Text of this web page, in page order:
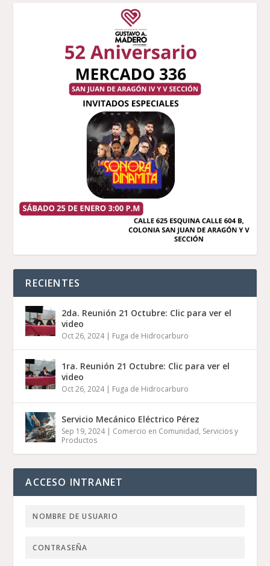
RECIENTES
2da. Reunión 21 Octubre: Clic para ver el
video
Oct 26, 2024| Fuga de Hidrocarburo
1ra. Reunión 21 Octubre: Clic para ver el
video
Oct 26, 2024| Fuga de Hidrocarburo
Servicio Mecánico Eléctrico Pérez
Sep 19, 2024| Comercio en Comunidad, Servicios y
Productos
ACCESO INTRANET